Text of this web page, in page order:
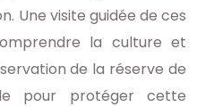
Une visite guidée de ces
la culture et
de la réserve de
pour protéger cette